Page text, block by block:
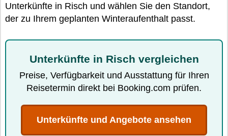
Unterkünfte in Risch und wählen Sie den Standort,
der zu Ihrem geplanten Winteraufenthalt passt.
Unterkünfte in Risch vergleichen
Preise, Verfügbarkeit und Ausstattung für Ihren
Reisetermin direkt bei Booking.com prüfen.
Unterkünfte und Angebote ansehen